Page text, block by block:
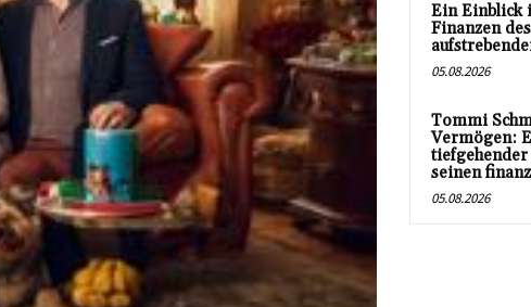
Ein Einblick
Finanzen des
05.08.2026
Tommi
Vermögen:
seinen
05.08.2026